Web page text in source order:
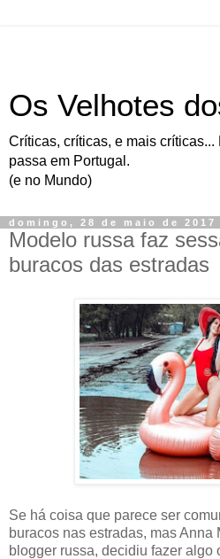
Os Velhotes
Críticas, críticas, e mais
passa em Portugal.
(e no Mundo)
domingo, 28 de maio de 2017
Modelo russa faz
buracos das estradas
Se há coisa que parece ser
buracos nas estradas, mas
blogger russa, decidiu fazer